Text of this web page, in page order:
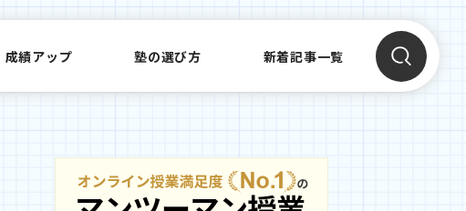
成績アップ 塾の選び方 新着記事一覧